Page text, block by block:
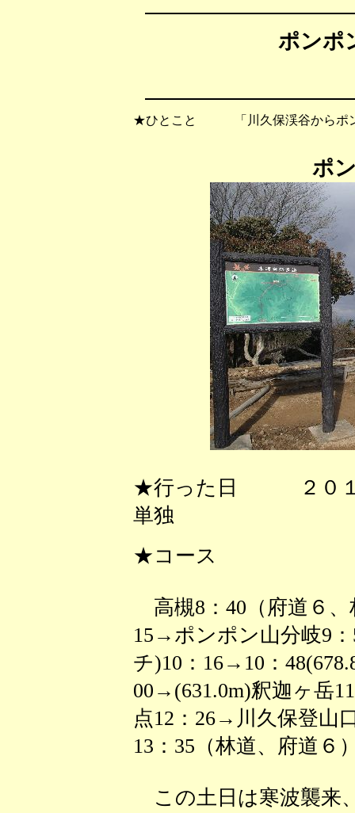
ポンポ
★ひとこと 「川久保渓谷からポン
ポ
★行った日 ２０１
単独
★コース
高槻8：40（府道６、
15→ポンポン山分岐9
チ)10：16→10：
00→(631.0m)釈迦ヶ岳
点12：26→川久保登山
13：35（林道、府道６
この土日は寒波襲来